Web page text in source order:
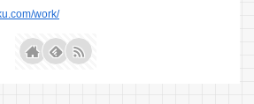
work/